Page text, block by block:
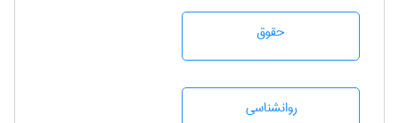
حقوق
روانشناسی